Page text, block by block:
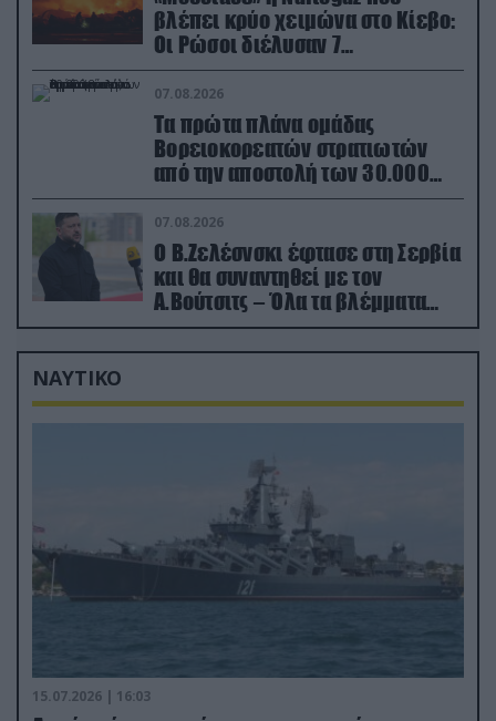
βλέπει κρύο χειμώνα στο Κίεβο:
Οι Ρώσοι διέλυσαν 7
εγκαταστάσεις του ουκρανικού
κολοσσού!
07.08.2026
Τα πρώτα πλάνα ομάδας
Βορειοκορεατών στρατιωτών
από την αποστολή των 30.000
που έφτασαν στη Ρωσία (βίντεο)
07.08.2026
Ο Β.Ζελέσνσκι έφτασε στη Σερβία
και θα συναντηθεί με τον
Α.Βούτσιτς – Όλα τα βλέμματα
στις σχέσεις με τη Ρωσία
ΝΑΥΤΙΚΟ
15.07.2026 | 16:03